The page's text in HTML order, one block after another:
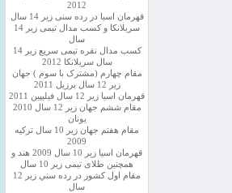
2012
قهرمان اسیا در رده سنی زیر 14 سال
سريلانكا و کسب مدال تیمی زیر 14
سال
کسب مدال نقره تیمی سریع زیر 14
سال سریلانکا 2012
مقام چهارم (مشترک با سوم ) جهان
زیر 12 سال برزیل 2011
قهرمان اسيا زير 12 سال فیلیپین 2011
مقام ششم جهان زیر 12 سال 2010
یونان
مقام هفتم جهان زیر 10 سال ترکیه
2009
قهرمان اسيا زیر 10 سال 2009 هند و
همچنین طلای تیمی زیر 10 سال
مقام اول كشور در رده سني زير 12
سال